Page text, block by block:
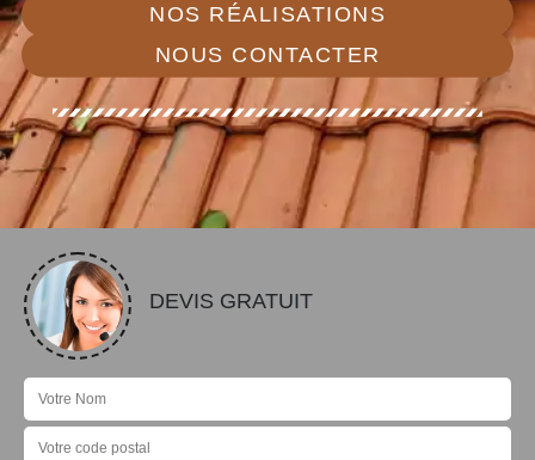
NOS RÉALISATIONS
NOUS CONTACTER
DEVIS GRATUIT